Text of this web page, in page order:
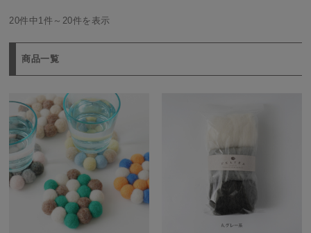
20件中1件～20件を表示
商品一覧